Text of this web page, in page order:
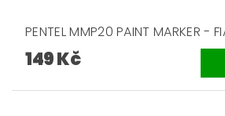
PENTEL MMP20 PAINT MARKER -
149 Kč